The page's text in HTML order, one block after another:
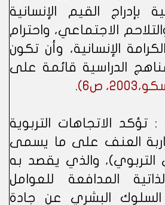
بإدراج القيم الإنسانية
الاجتماعي، واحترام
الإنسانية، وأن تكون
الدراسية قائمة على
ص6) .
الاتجاهات التربوية
العنف على ما يسمى
التربوي)، والذي يقصد به
المدافعة للعوامل
السلوك البشري عن جادة